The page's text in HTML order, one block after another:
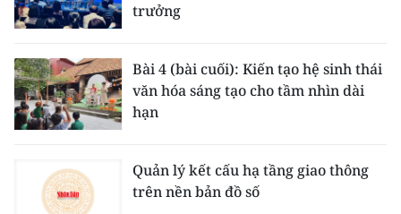
trưởng
Bài 4 (bài cuối): Kiến tạo hệ sinh thái
văn hóa sáng tạo cho tầm nhìn dài
hạn
Quản lý kết cấu hạ tầng giao thông
trên nền bản đồ số